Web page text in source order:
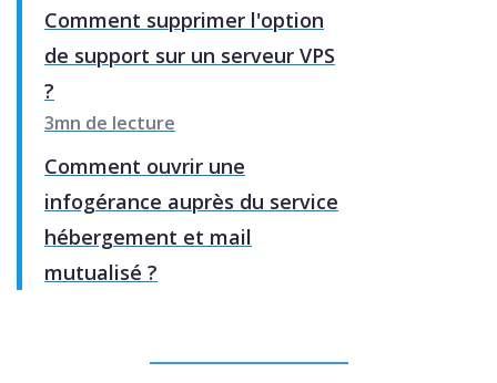
Comment supprimer l'option
de support sur un serveur VPS
?
3mn de lecture
Comment ouvrir une
infogérance auprès du service
hébergement et mail
mutualisé ?